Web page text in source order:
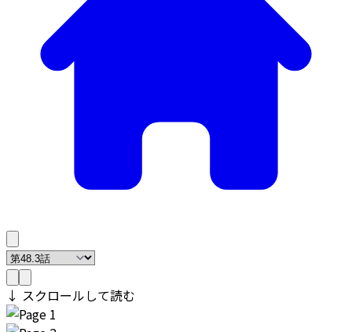
↓ スクロールして読む